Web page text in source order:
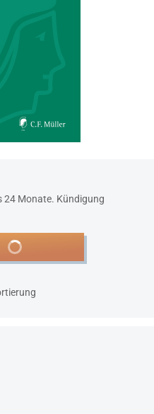
24 Monate. Kündigung
Warenkorb